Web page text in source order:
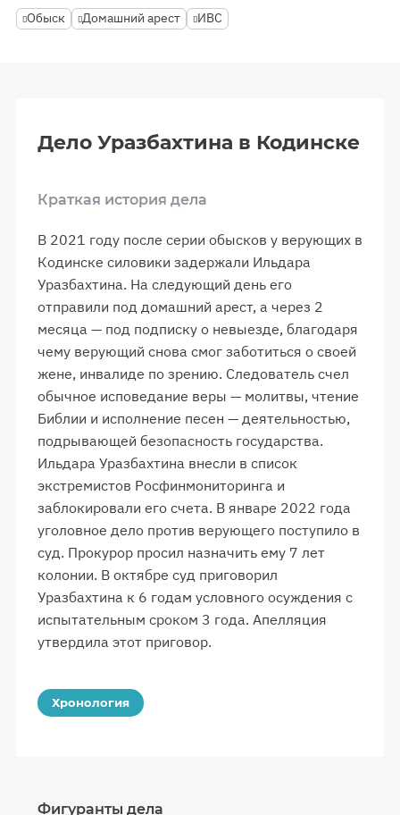
Обыск Домашний арест ИВС
Дело Уразбахтина в Кодинске
Краткая история дела
В 2021 году после серии обысков у верующих в
Кодинске силовики задержали Ильдара
Уразбахтина. На следующий день его
отправили под домашний арест, а через 2
месяца — под подписку о невыезде, благодаря
чему верующий снова смог заботиться о своей
жене, инвалиде по зрению. Следователь счел
обычное исповедание веры — молитвы, чтение
Библии и исполнение песен — деятельностью,
подрывающей безопасность государства.
Ильдара Уразбахтина внесли в список
экстремистов Росфинмониторинга и
заблокировали его счета. В январе 2022 года
уголовное дело против верующего поступило в
суд. Прокурор просил назначить ему 7 лет
колонии. В октябре суд приговорил
Уразбахтина к 6 годам условного осуждения с
испытательным сроком 3 года. Апелляция
утвердила этот приговор.
Хронология
Фигуранты дела